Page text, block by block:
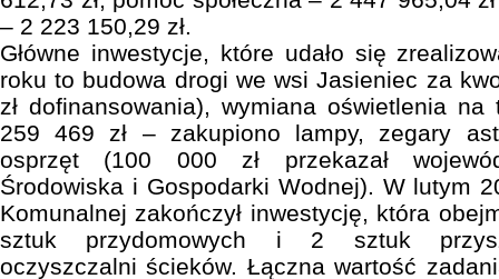
– 2 223 150,29 zł.
Główne inwestycje, które udało się
roku to budowa drogi we wsi Jasieniec za
zł dofinansowania), wymiana oświetlenia
259 469 zł – zakupiono lampy, zegary
osprzęt (100 000 zł przekazał
Środowiska i Gospodarki Wodnej). W lutym
Komunalnej zakończył inwestycję, która
sztuk przydomowych i 2 sztuk
oczyszczalni ścieków. Łączna wartość